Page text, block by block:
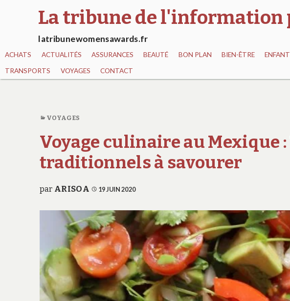
La tribune de l'information
latribunewomensawards.fr
ACHATS ACTUALITÉS ASSURANCES BEAUTÉ BON PLAN BIEN-ÊTRE
TRANSPORTS VOYAGES CONTACT
VOYAGES
Voyage culinaire au Mexique
traditionnels à savourer
par ARISOA 19 JUIN 2020